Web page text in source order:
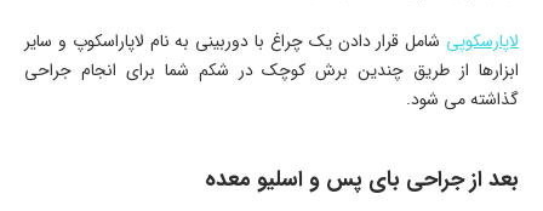
لاپارسکوپی شامل قرار دادن یک چراغ با دوربینی به نام لاپاراسکوپ و سایر
ابزارها از طریق چندین برش کوچک در شکم شما برای انجام جراحی
گذاشته می شود.
بعد از جراحی بای پس و اسلیو معده